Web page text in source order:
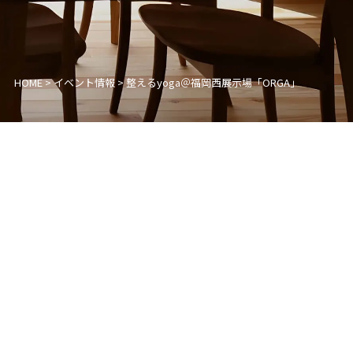
HOME>イベント情報>整えるyoga＠福岡西展示場「ORGA」